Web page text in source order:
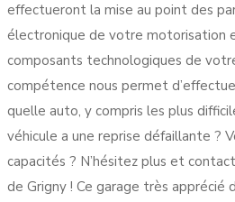
effectueront la mise au point des
électronique de votre motorisation
composants technologiques de
compétence nous permet
quelle auto, y compris les plus
véhicule a une reprise défaillante ?
capacités ? N’hésitez plus et
de Grigny ! Ce garage très apprécié